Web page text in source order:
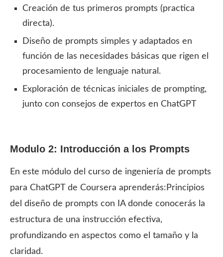
Creación de tus primeros prompts (practica
directa).
Diseño de prompts simples y adaptados en
función de las necesidades básicas que rigen el
procesamiento de lenguaje natural.
Exploración de técnicas iniciales de prompting,
junto con consejos de expertos en ChatGPT
Modulo 2: Introducción a los Prompts
En este módulo del curso de ingeniería de prompts
para ChatGPT de Coursera aprenderás:Principios
del diseño de prompts con IA donde conocerás la
estructura de una instrucción efectiva,
profundizando en aspectos como el tamaño y la
claridad.